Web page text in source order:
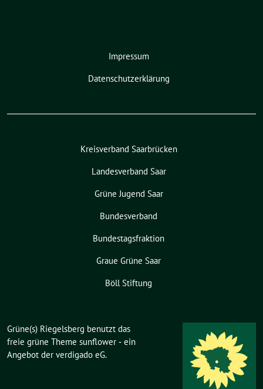
Impressum
Datenschutzerklärung
Kreisverband Saarbrücken
Landesverband Saar
Grüne Jugend Saar
Bundesverband
Bundestagsfraktion
Graue Grüne Saar
Böll Stiftung
Grüne(s) Riegelsberg benutzt das
freie grüne Theme sunflower ‐ ein
Angebot der verdigado eG.